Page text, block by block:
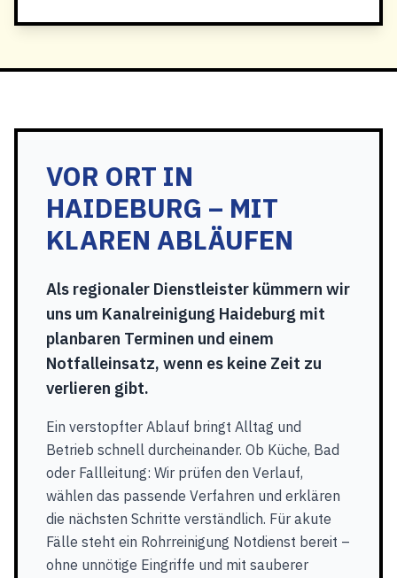
VOR ORT IN
HAIDEBURG – MIT
KLAREN ABLÄUFEN
Als regionaler Dienstleister kümmern wir
uns um Kanalreinigung Haideburg mit
planbaren Terminen und einem
Notfalleinsatz, wenn es keine Zeit zu
verlieren gibt.
Ein verstopfter Ablauf bringt Alltag und
Betrieb schnell durcheinander. Ob Küche, Bad
oder Fallleitung: Wir prüfen den Verlauf,
wählen das passende Verfahren und erklären
die nächsten Schritte verständlich. Für akute
Fälle steht ein Rohrreinigung Notdienst bereit –
ohne unnötige Eingriffe und mit sauberer